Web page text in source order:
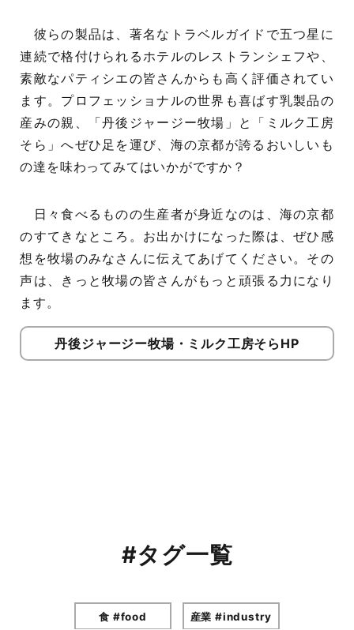
彼らの製品は、著名なトラベルガイドで五つ星に
連続で格付けられるホテルのレストランシェフや、
素敵なパティシエの皆さんからも高く評価されてい
ます。プロフェッショナルの世界も喜ばす乳製品の
産みの親、「丹後ジャージー牧場」と「ミルク工房
そら」へぜひ足を運び、海の京都が誇るおいしいも
の達を味わってみてはいかがですか？
日々食べるものの生産者が身近なのは、海の京都
のすてきなところ。お出かけになった際は、ぜひ感
想を牧場のみなさんに伝えてあげてください。その
声は、きっと牧場の皆さんがもっと頑張る力になり
ます。
丹後ジャージー牧場・ミルク工房そらHP
#タグ一覧
食 #food 産業 #industry